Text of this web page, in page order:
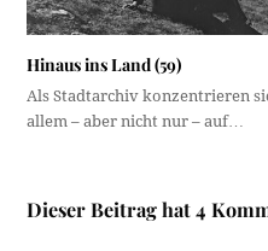
Hinaus ins Land (59)
Als Stadtarchiv konzentrieren
allem – aber nicht nur – auf…
Dieser Beitrag hat 4